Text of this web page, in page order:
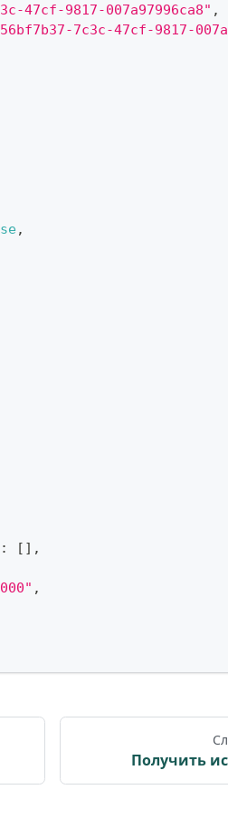
47cf-9817-007a97996ca8" ,
7c3c-47cf-9817-
,
: [ ] ,
,
Получить